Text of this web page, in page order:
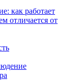
как работает
отличается от